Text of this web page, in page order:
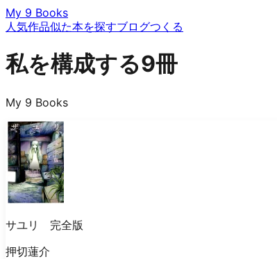
My 9 Books
人気作品似た本を探すブログつくる
私を構成する9冊
My 9 Books
サユリ 完全版
押切蓮介